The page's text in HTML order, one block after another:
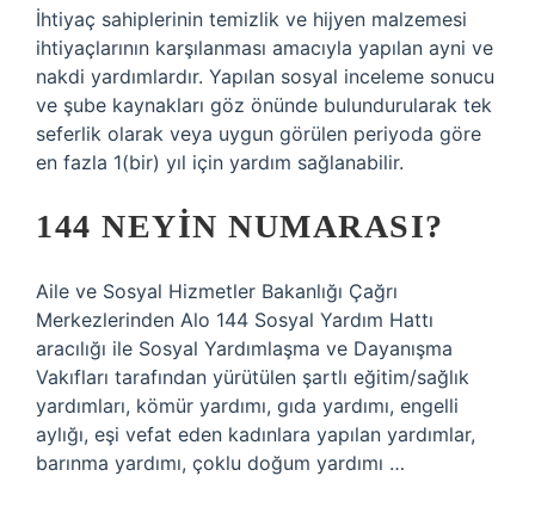
İhtiyaç sahiplerinin temizlik ve hijyen malzemesi
ihtiyaçlarının karşılanması amacıyla yapılan ayni ve
nakdi yardımlardır. Yapılan sosyal inceleme sonucu
ve şube kaynakları göz önünde bulundurularak tek
seferlik olarak veya uygun görülen periyoda göre
en fazla 1(bir) yıl için yardım sağlanabilir.
144 NEYIN NUMARASI?
Aile ve Sosyal Hizmetler Bakanlığı Çağrı
Merkezlerinden Alo 144 Sosyal Yardım Hattı
aracılığı ile Sosyal Yardımlaşma ve Dayanışma
Vakıfları tarafından yürütülen şartlı eğitim/sağlık
yardımları, kömür yardımı, gıda yardımı, engelli
aylığı, eşi vefat eden kadınlara yapılan yardımlar,
barınma yardımı, çoklu doğum yardımı …